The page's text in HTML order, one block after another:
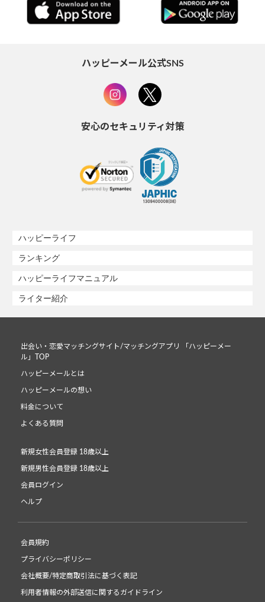
ハッピーメール公式SNS
安心のセキュリティ対策
ハッピーライフ
ランキング
ハッピーライフマニュアル
ライター紹介
出会い・恋愛マッチングサイト/マッチングアプリ 「ハッピーメー
ル」TOP
ハッピーメールとは
ハッピーメールの想い
料金について
よくある質問
新規女性会員登録 18歳以上
新規男性会員登録 18歳以上
会員ログイン
ヘルプ
会員規約
プライバシーポリシー
会社概要/特定商取引法に基づく表記
利用者情報の外部送信に関するガイドライン